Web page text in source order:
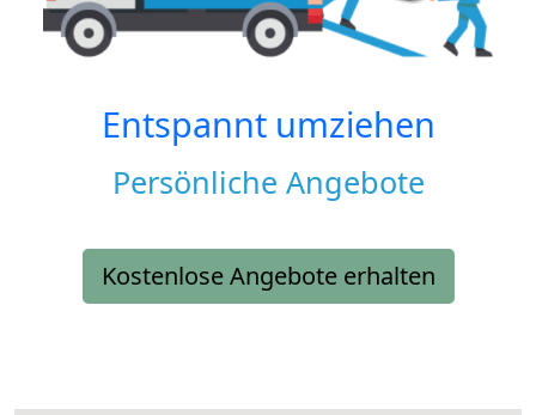
Entspannt umziehen
Persönliche Angebote
Kostenlose Angebote erhalten